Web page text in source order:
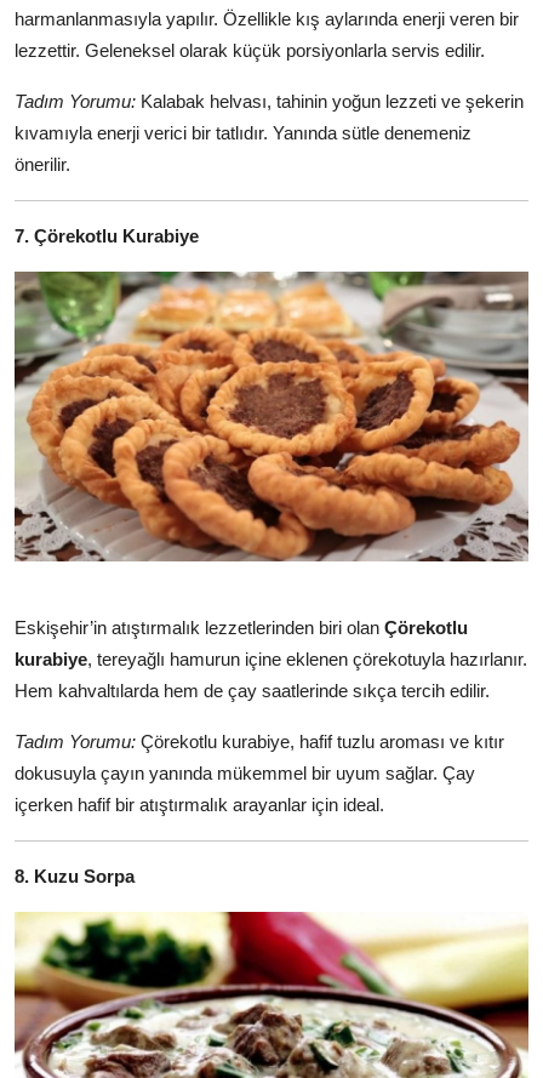
harmanlanmasıyla yapılır. Özellikle kış aylarında enerji veren bir
lezzettir. Geleneksel olarak küçük porsiyonlarla servis edilir.
Tadım Yorumu: Kalabak helvası, tahinin yoğun lezzeti ve şekerin
kıvamıyla enerji verici bir tatlıdır. Yanında sütle denemeniz
önerilir.
7. Çörekotlu Kurabiye
Eskişehir’in atıştırmalık lezzetlerinden biri olan Çörekotlu
kurabiye, tereyağlı hamurun içine eklenen çörekotuyla hazırlanır.
Hem kahvaltılarda hem de çay saatlerinde sıkça tercih edilir.
Tadım Yorumu: Çörekotlu kurabiye, hafif tuzlu aroması ve kıtır
dokusuyla çayın yanında mükemmel bir uyum sağlar. Çay
içerken hafif bir atıştırmalık arayanlar için ideal.
8. Kuzu Sorpa